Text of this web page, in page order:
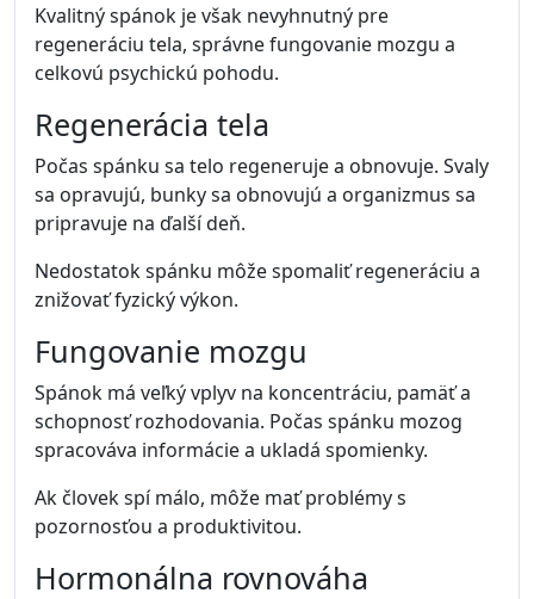
Kvalitný spánok je však nevyhnutný pre
regeneráciu tela, správne fungovanie mozgu a
celkovú psychickú pohodu.
Regenerácia tela
Počas spánku sa telo regeneruje a obnovuje. Svaly
sa opravujú, bunky sa obnovujú a organizmus sa
pripravuje na ďalší deň.
Nedostatok spánku môže spomaliť regeneráciu a
znižovať fyzický výkon.
Fungovanie mozgu
Spánok má veľký vplyv na koncentráciu, pamäť a
schopnosť rozhodovania. Počas spánku mozog
spracováva informácie a ukladá spomienky.
Ak človek spí málo, môže mať problémy s
pozornosťou a produktivitou.
Hormonálna rovnováha